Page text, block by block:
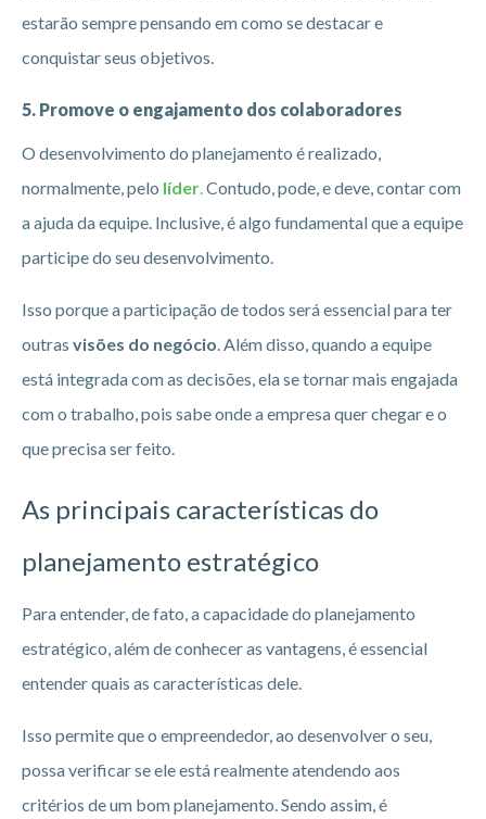
estarão sempre pensando em como se destacar e
conquistar seus objetivos.
5. Promove o engajamento dos colaboradores
O desenvolvimento do planejamento é realizado,
normalmente, pelo líder.Contudo, pode, e deve, contar com
a ajuda da equipe. Inclusive, é algo fundamental que a equipe
participe do seu desenvolvimento.
Isso porque a participação de todos será essencial para ter
outras visões do negócio. Além disso, quando a equipe
está integrada com as decisões, ela se tornar mais engajada
com o trabalho, pois sabe onde a empresa quer chegar e o
que precisa ser feito.
As principais características do
planejamento estratégico
Para entender, de fato, a capacidade do planejamento
estratégico, além de conhecer as vantagens, é essencial
entender quais as características dele.
Isso permite que o empreendedor, ao desenvolver o seu,
possa verificar se ele está realmente atendendo aos
critérios de um bom planejamento. Sendo assim, é